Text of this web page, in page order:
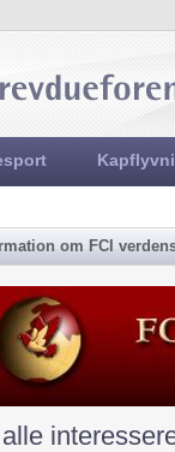
om FCI